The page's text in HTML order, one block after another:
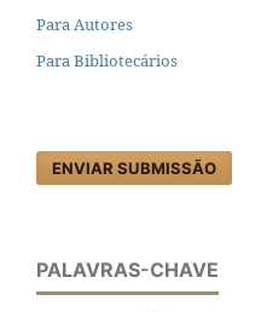
Para Autores
Para Bibliotecários
ENVIAR SUBMISSÃO
PALAVRAS-CHAVE